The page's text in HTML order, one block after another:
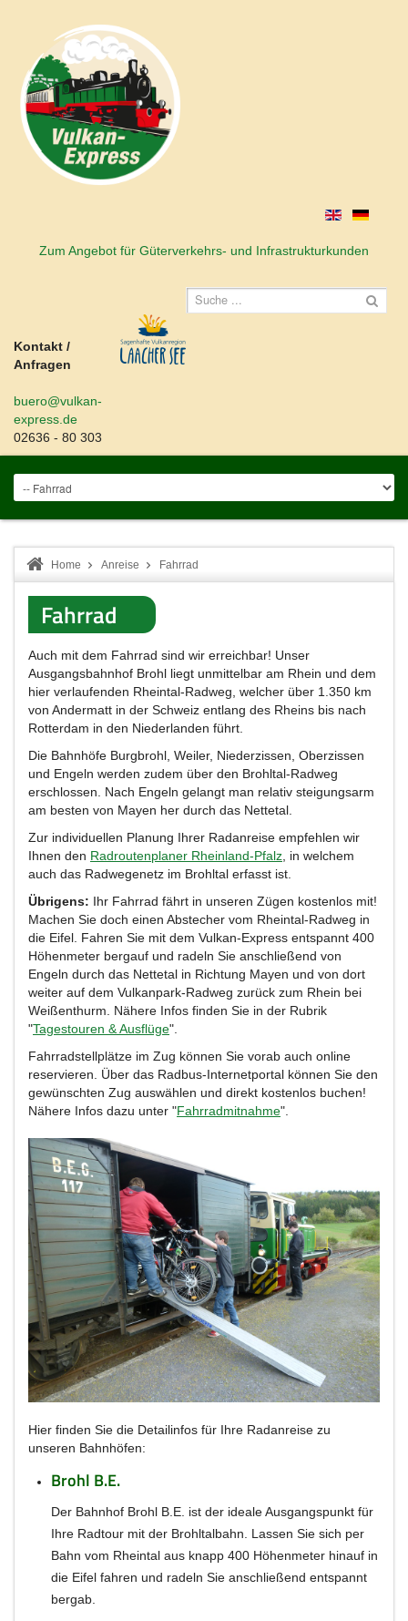
Zum Angebot für Güterverkehrs- und Infrastrukturkunden
Kontakt /
Anfragen
buero@vulkan-
express.de
02636 - 80 303
Home Anreise Fahrrad
Fahrrad
Auch mit dem Fahrrad sind wir erreichbar! Unser
Ausgangsbahnhof Brohl liegt unmittelbar am Rhein und dem
hier verlaufenden Rheintal-Radweg, welcher über 1.350 km
von Andermatt in der Schweiz entlang des Rheins bis nach
Rotterdam in den Niederlanden führt.
Die Bahnhöfe Burgbrohl, Weiler, Niederzissen, Oberzissen
und Engeln werden zudem über den Brohltal-Radweg
erschlossen. Nach Engeln gelangt man relativ steigungsarm
am besten von Mayen her durch das Nettetal.
Zur individuellen Planung Ihrer Radanreise empfehlen wir
Ihnen den Radroutenplaner Rheinland-Pfalz , in welchem
auch das Radwegenetz im Brohltal erfasst ist.
Übrigens: Ihr Fahrrad fährt in unseren Zügen kostenlos mit!
Machen Sie doch einen Abstecher vom Rheintal-Radweg in
die Eifel. Fahren Sie mit dem Vulkan-Express entspannt 400
Höhenmeter bergauf und radeln Sie anschließend von
Engeln durch das Nettetal in Richtung Mayen und von dort
weiter auf dem Vulkanpark-Radweg zurück zum Rhein bei
Weißenthurm. Nähere Infos finden Sie in der Rubrik
"Tagestouren & Ausflüge".
Fahrradstellplätze im Zug können Sie vorab auch online
reservieren. Über das Radbus-Internetportal können Sie den
gewünschten Zug auswählen und direkt kostenlos buchen!
Nähere Infos dazu unter "Fahrradmitnahme".
Hier finden Sie die Detailinfos für Ihre Radanreise zu
unseren Bahnhöfen:
Brohl B.E.
Der Bahnhof Brohl B.E. ist der ideale Ausgangspunkt für
Ihre Radtour mit der Brohltalbahn. Lassen Sie sich per
Bahn vom Rheintal aus knapp 400 Höhenmeter hinauf in
die Eifel fahren und radeln Sie anschließend entspannt
bergab.